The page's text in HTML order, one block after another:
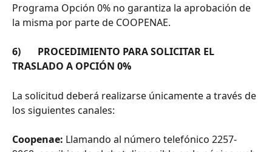
Programa Opción 0% no garantiza la aprobación de
la misma por parte de COOPENAE.
6)       PROCEDIMIENTO PARA SOLICITAR EL
TRASLADO A OPCIÓN 0%
La solicitud deberá realizarse únicamente a través de
los siguientes canales:
Coopenae: Llamando al número telefónico 2257-